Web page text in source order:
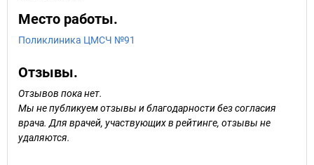
Место работы.
Поликлиника ЦМСЧ №91
Отзывы.
Отзывов пока нет.
Мы не публикуем отзывы и благодарности без согласия
врача. Для врачей, участвующих в рейтинге, отзывы не
удаляются.